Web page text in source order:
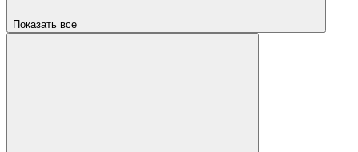
Показать все